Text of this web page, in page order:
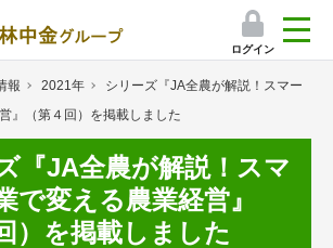
ログイン
検索
イページ
レミアムサービス
プレミアムサービスのご紹介
報 2021年
シリーズ『JA全農が解説！スマー
』（第４回）を掲載しました
『JA全農が解説！スマ
で変える農業経営』
）を掲載しました